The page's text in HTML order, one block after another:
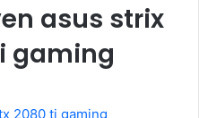
asus strix
gaming